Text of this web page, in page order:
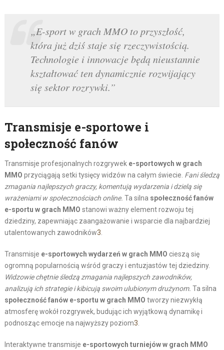
„E-sport w grach MMO to przyszłość,
która już dziś staje się rzeczywistością.
Technologie i innowacje będą nieustannie
kształtować ten dynamicznie rozwijający
się sektor rozrywki.”
Transmisje e-sportowe i
społeczność fanów
Transmisje profesjonalnych rozgrywek e-sportowych w grach
MMO przyciągają setki tysięcy widzów na całym świecie. Fani śledzą
zmagania najlepszych graczy, komentują wydarzenia i dzielą się
wrażeniami w społecznościach online. Ta silna społeczność fanów
e-sportu w grach MMO stanowi ważny element rozwoju tej
dziedziny, zapewniając zaangażowanie i wsparcie dla najbardziej
utalentowanych zawodników3
Transmisje e-sportowych wydarzeń w grach MMO cieszą się
ogromną popularnością wśród graczy i entuzjastów tej dziedziny.
Widzowie chętnie śledzą zmagania najlepszych zawodników,
analizują ich strategie i kibicują swoim ulubionym drużynom. Ta silna
społeczność fanów e-sportu w grach MMO tworzy niezwykłą
atmosferę wokół rozgrywek, budując ich wyjątkową dynamikę i
podnosząc emocje na najwyższy poziom3
Interaktywne transmisje e-sportowych turniejów w grach MMO